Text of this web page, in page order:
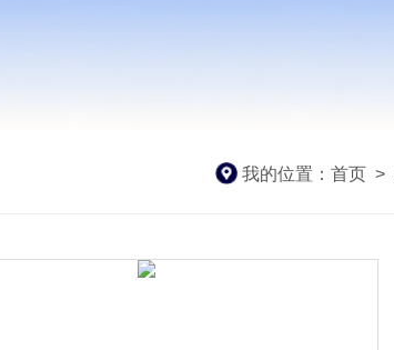
我的位置： 首页 >